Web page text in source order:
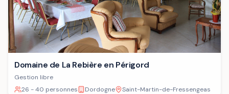
Domaine de La Rebière en Périgord
Gestion libre
26 - 40 personnes
Dordogne Saint-Martin-de-Fressengeas